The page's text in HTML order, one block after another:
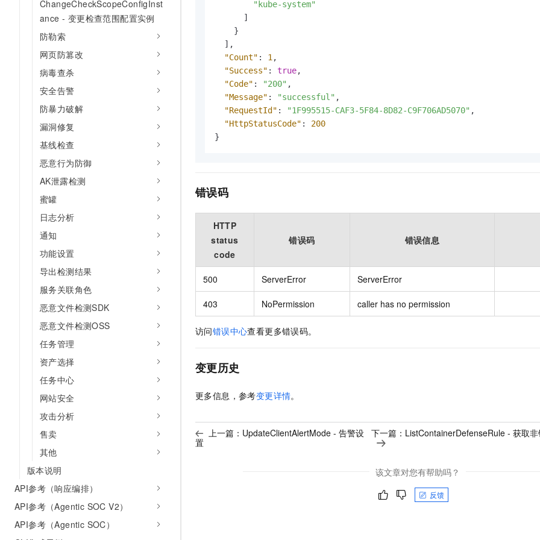
ChangeCheckScopeConfigInst
ance - 变更检查范围配置实例
防勒索
网页防篡改
病毒查杀
安全告警
防暴力破解
漏洞修复
基线检查
恶意行为防御
AK泄露检测
蜜罐
日志分析
通知
功能设置
导出检测结果
服务关联角色
恶意文件检测SDK
恶意文件检测OSS
任务管理
资产选择
任务中心
网站安全
攻击分析
售卖
其他
版本说明
API参考（响应编排）
API参考（Agentic SOC V2）
API参考（Agentic SOC）
"kube-system"
]
}
] ,
"Count" : 1 ,
"Success" : true,
"Code" : "200" ,
"Message" : "successful" ,
"RequestId" : "1F995515-CAF3-5F84-8D82-C9F706AD5070" ,
"HttpStatusCode" :
200
}
错误码
HTTP
status
code
错误码 错误信息
500 ServerError ServerError
403 NoPermission caller has no permission
访问错误中心查看更多错误码。
变更历史
更多信息，参考变更详情。
上一篇： UpdateClientAlertMode - 告警设
置
下一篇： ListContainerDefenseRule - 获取
该文章对您有帮助吗？
反馈